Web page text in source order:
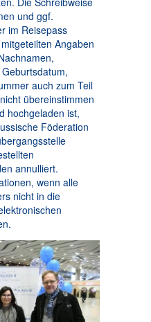
und ggf.
im Reisepass
Angaben
auch zum Teil
übereinstimmen
hochgeladen ist,
Föderation
annulliert.
wenn alle
nicht in die